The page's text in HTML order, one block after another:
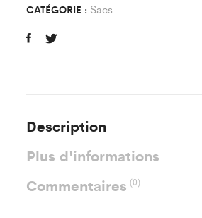
CATÉGORIE : Sacs
Description
Plus d'informations
Commentaires(0)